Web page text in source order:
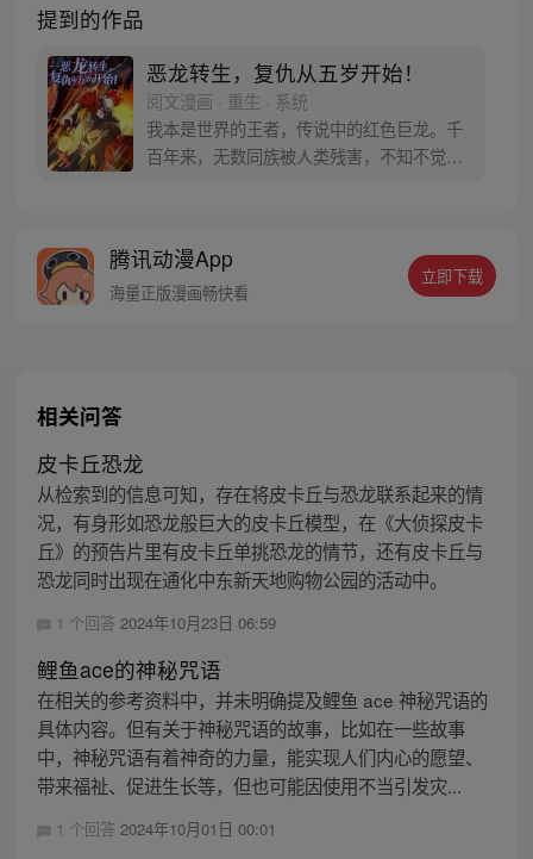
提到的作品
恶龙转生，复仇从五岁开始！
阅文漫画 · 重生 · 系统
我本是世界的王者，传说中的红色巨龙。千
百年来，无数同族被人类残害，不知不觉
仇。 若有来生，我要让肮脏的人类付出血的
代价！ 若有来生…… 嗯？来生，我却转生成
腾讯动漫App
海量正版漫画畅快看
立即下载
相关问答
皮卡丘恐龙
从检索到的信息可知，存在将皮卡丘与恐龙联系起来的情
况，有身形如恐龙般巨大的皮卡丘模型，在《大侦探皮卡
丘》的预告片里有皮卡丘单挑恐龙的情节，还有皮卡丘与
恐龙同时出现在通化中东新天地购物公园的活动中。
1 个回答 2024年10月23日 06:59
鲤鱼ace的神秘咒语
在相关的参考资料中，并未明确提及鲤鱼 ace 神秘咒语的
具体内容。但有关于神秘咒语的故事，比如在一些故事
中，神秘咒语有着神奇的力量，能实现人们内心的愿望、
带来福祉、促进生长等，但也可能因使用不当引发灾...
1 个回答 2024年10月01日 00:01